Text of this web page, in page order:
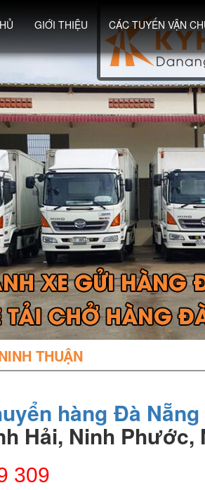
GIỚI THIỆU CÁC TUYẾN VẬN
THUẬN
hàng Đà
Hải, Ninh
309